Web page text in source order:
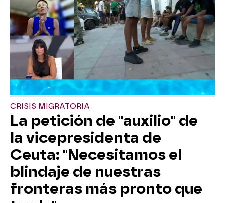
CRISIS MIGRATORIA
La petición de "auxilio" de
la vicepresidenta de
Ceuta: "Necesitamos el
blindaje de nuestras
fronteras más pronto que